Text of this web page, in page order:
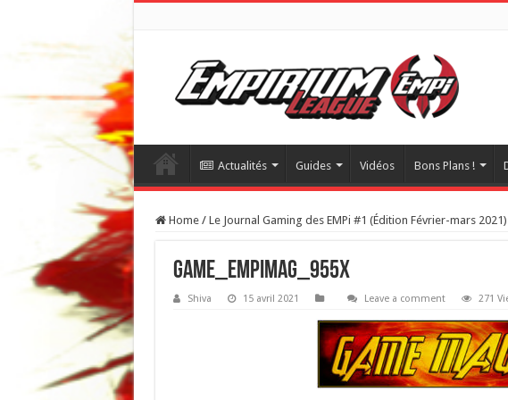
Actualités Guides Vidéos Bons Plans !
Home / Le Journal Gaming des EMPi #1 (Édition Février-mars 2021)
Game_EmpiMag_955x
Shiva 15 avril 2021 Leave a comment 271